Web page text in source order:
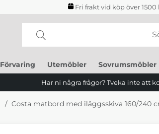
Fri frakt vid köp över 1500
Förvaring Utemöbler Sovrumsmöbler
Har ni några frågor? Tveka inte att
Costa matbord med iläggsskiva 160/240